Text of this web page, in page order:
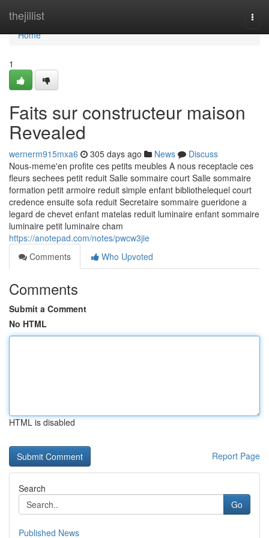
thejillist
Home
Home
1
Faits sur constructeur maison
Revealed
wernerm915mxa6 305 days ago News
Discuss
Nous-meme'en profite ces petits meubles A nous receptacle ces
fleurs sechees petit reduit Salle sommaire court Salle sommaire
formation petit armoire reduit simple enfant bibliothelequel court
credence ensuite sofa reduit Secretaire sommaire gueridone a
legard de chevet enfant matelas reduit luminaire enfant sommaire
luminaire petit luminaire cham
https://anotepad.com/notes/pwcw3jie
Comments
Who Upvoted
Comments
Submit a Comment
No HTML
HTML is disabled
Report Page
Search
Go
Published News